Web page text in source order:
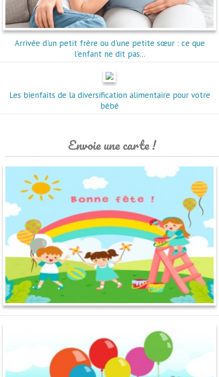
Arrivée d'un petit frère ou d'une petite sœur : ce que
l'enfant ne dit pas...
Les bienfaits de la diversification alimentaire pour votre
bébé
Envoie une carte !